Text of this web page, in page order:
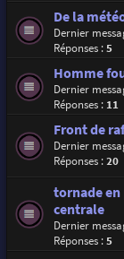
De la
Dernier
Réponses :5
Homme
Dernier
Réponses : 11
Front de
Dernier
Réponses :20
tornade en
centrale
Dernier
Réponses :5